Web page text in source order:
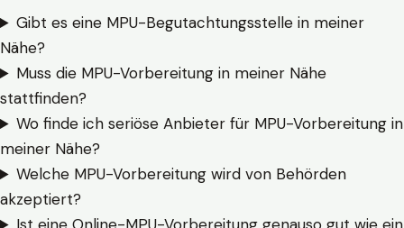
Gibt es eine MPU-Begutachtungsstelle in meiner
Nähe?
Muss die MPU-Vorbereitung in meiner Nähe
stattfinden?
Wo finde ich seriöse Anbieter für MPU-Vorbereitung in
meiner Nähe?
Welche MPU-Vorbereitung wird von Behörden
akzeptiert?